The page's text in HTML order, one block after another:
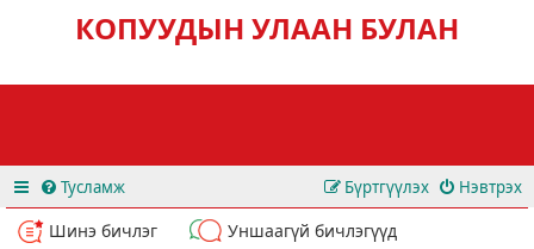
КОПУУДЫН УЛААН БУЛАН
Тусламж Нэвтрэх
Бүртгүүлэх
Шинэ бичлэг
Уншаагүй бичлэгүүд